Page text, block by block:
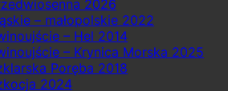
2026
– małopolskie 2022
– Hel 2014
– Krynica Morska 2025
Poręba 2018
2024